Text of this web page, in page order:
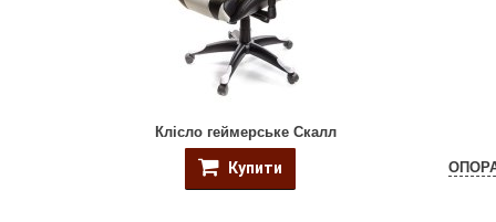
Клісло геймерське Скалл
Купити